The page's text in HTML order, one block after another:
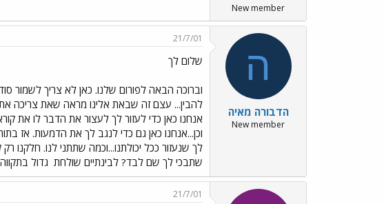
New member
ה
הדבורה מאיה
New member
21/7/01
שלום לך
וברוכה הבאה לפורום שלנו. כאן לא צריך
להבין... עצם זה שבאת אלינו מראה שאת צריכה את
אנחנו כאן כדי לעזור לך לעצור את הדבר לו את
וכן...אנחנו כאן גם כדי לנגב לך את הדמעות. אז
לך שנעזור ככל יכולתנו...וכמה שתתני לנו. חלקנו
שתבכי לך שם לבד? לבינתיים שולחת גדול
21/7/01